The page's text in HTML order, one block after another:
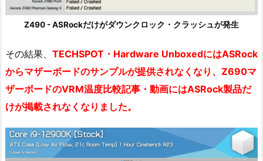
Z490 - ASRockだけがダウンクロック・クラッシュが発生
その結果、 TECHSPOT・Hardware UnboxedにはASRock
からマザーボードのサンプルが提供されなくなり、Z690マ
ザーボードのVRM温度比較記事・動画にはASRock製品だ
けが掲載されなくなりました。